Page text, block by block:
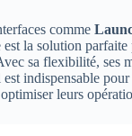
comme
est la solution parfaite
sa flexibilité, ses
indispensable pour
leurs